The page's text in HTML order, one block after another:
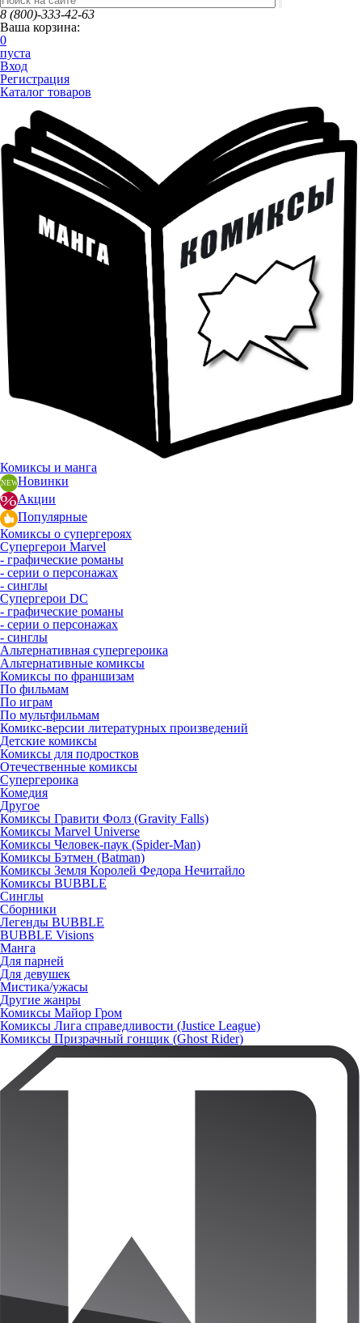
8 (800)-333-42-63
Ваша корзина:
0
пуста
Вход
Регистрация
Каталог товаров
Комиксы и манга
Новинки
Акции
Популярные
Комиксы о супергероях
Супергерои Marvel
- графические романы
- серии о персонажах
- синглы
Супергерои DC
- графические романы
- серии о персонажах
- синглы
Альтернативная супергероика
Альтернативные комиксы
Комиксы по франшизам
По фильмам
По играм
По мультфильмам
Комикс-версии литературных произведений
Детские комиксы
Комиксы для подростков
Отечественные комиксы
Супергероика
Комедия
Другое
Комиксы Гравити Фолз (Gravity Falls)
Комиксы Marvel Universe
Комиксы Человек-паук (Spider-Man)
Комиксы Бэтмен (Batman)
Комиксы Земля Королей Федора Нечитайло
Комиксы BUBBLE
Синглы
Сборники
Легенды BUBBLE
BUBBLE Visions
Манга
Для парней
Для девушек
Мистика/ужасы
Другие жанры
Комиксы Майор Гром
Комиксы Лига справедливости (Justice League)
Комиксы Призрачный гонщик (Ghost Rider)